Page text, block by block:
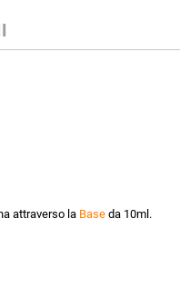
attraverso la Base da 10ml.